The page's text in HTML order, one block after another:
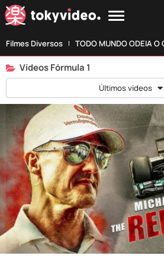
Filmes Diversos TODO MUNDO ODEIA O
Vídeos Fórmula 1
Últimos vídeos